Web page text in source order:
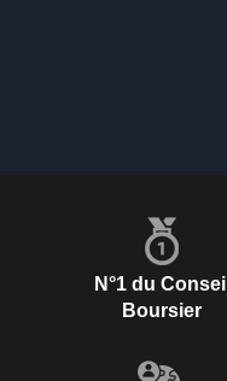
N°1 du Conseil
Boursier